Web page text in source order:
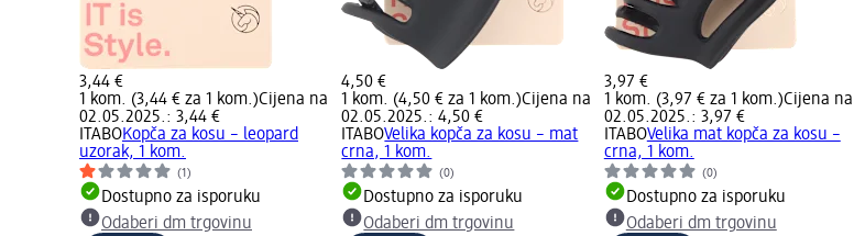
3,44 €
1 kom. (3,44 € za 1 kom.)Cijena na
02.05.2025.: 3,44 €
ITABOKopča za kosu – leopard
uzorak, 1 kom.
(1)
Dostupno za isporuku
Odaberi dm trgovinu
4,50 €
1 kom. (4,50 € za 1 kom.)Cijena na
02.05.2025.: 4,50 €
ITABOVelika kopča za kosu – mat
crna, 1 kom.
(0)
Dostupno za isporuku
Odaberi dm trgovinu
3,97 €
1 kom. (3,97 € za 1 kom.)Cijena na
02.05.2025.: 3,97 €
ITABOVelika mat kopča za kosu –
crna, 1 kom.
(0)
Dostupno za isporuku
Odaberi dm trgovinu